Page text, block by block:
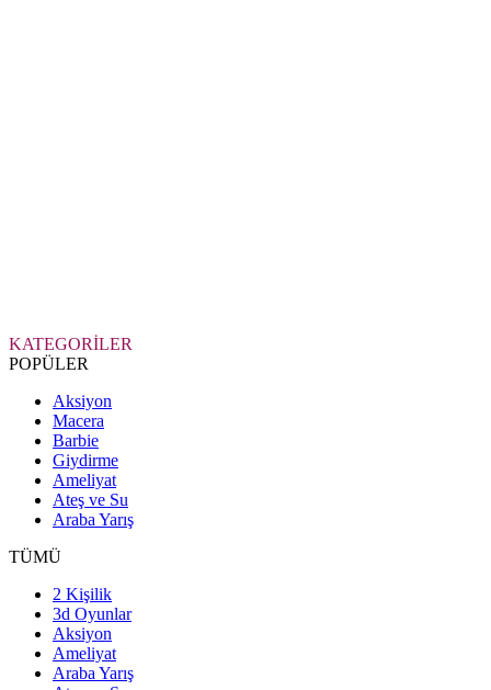
KATEGORİLER
POPÜLER
Aksiyon
Macera
Barbie
Giydirme
Ameliyat
Ateş ve Su
Araba Yarış
TÜMÜ
2 Kişilik
3d Oyunlar
Aksiyon
Ameliyat
Araba Yarış